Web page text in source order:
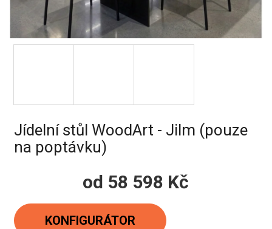
Jídelní stůl WoodArt - Jilm (pouze
na poptávku)
od 58 598 Kč
Měrná
cena:
KONFIGURÁTOR